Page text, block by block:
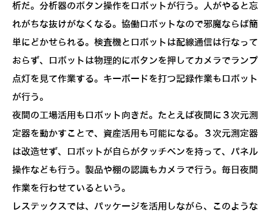
析だ。分析器のボタン操作をロボットが行う。人がやると忘
れがちな抜けがなくなる。協働ロボットなので邪魔ならば簡
単にどかせられる。検査機とロボットは配線通信は行なって
おらず、ロボットは物理的にボタンを押してカメラでランプ
点灯を見て作業する。キーボードを打つ記録作業もロボット
が行う。
夜間の工場活用もロボット向きだ。たとえば夜間に３次元測
定器を動かすことで、資産活用も可能になる。３次元測定器
は改造せず、ロボットが自らがタッチペンを持って、パネル
操作なども行う。製品や棚の認識もカメラで行う。毎日夜間
作業を行わせているという。
レステックスでは、パッケージを活用しながら、このような